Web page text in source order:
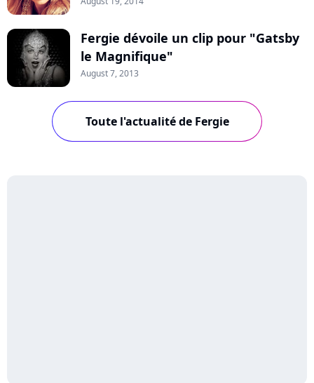
Fergie dévoile un clip pour "Gatsby
le Magnifique"
August 7, 2013
Toute l'actualité de Fergie